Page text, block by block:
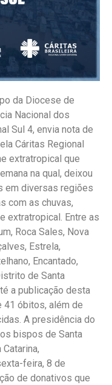
da Diocese de
Nacional dos
Sul 4, envia nota de
Cáritas Regional
extratropical que
na qual, deixou
em diversas regiões
com as chuvas,
extratropical. Entre as
Roca Sales, Nova
Estrela,
Encantado,
de Santa
a publicação desta
41 óbitos, além de
A presidência do
bispos de Santa
feira, 8 de
de donativos que